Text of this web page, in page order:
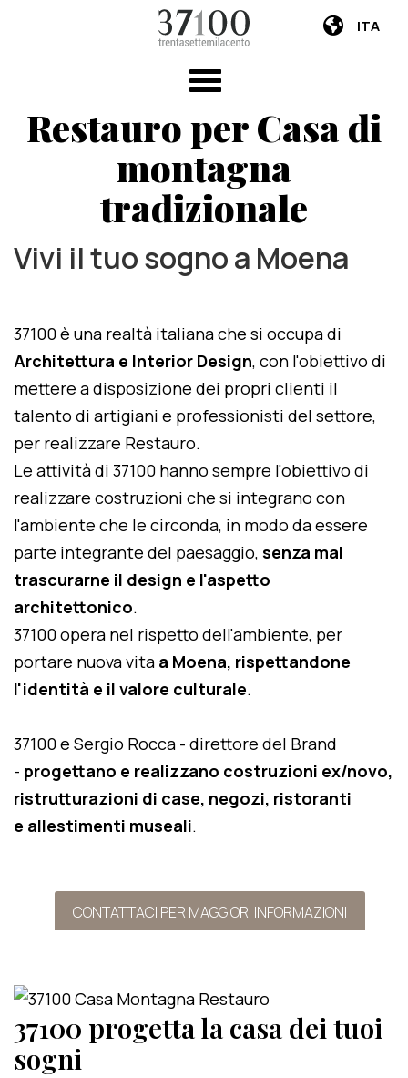
ITA
Restauro per Casa di
montagna
tradizionale
Vivi il tuo sogno a Moena
37100 è una realtà italiana che si occupa di
Architettura e Interior Design, con l'obiettivo di
mettere a disposizione dei propri clienti il
talento di artigiani e professionisti del settore,
per realizzare Restauro.
Le attività di 37100 hanno sempre l'obiettivo di
realizzare costruzioni che si integrano con
l'ambiente che le circonda, in modo da essere
parte integrante del paesaggio, senza mai
trascurarne il design e l'aspetto
architettonico.
37100 opera nel rispetto dell'ambiente, per
portare nuova vita a Moena, rispettandone
l'identità e il valore culturale.
37100 e Sergio Rocca - direttore del Brand
- progettano e realizzano costruzioni ex/novo,
ristrutturazioni di case, negozi, ristoranti
e allestimenti museali.
CONTATTACI PER MAGGIORI INFORMAZIONI
37100 progetta la casa dei tuoi
sogni